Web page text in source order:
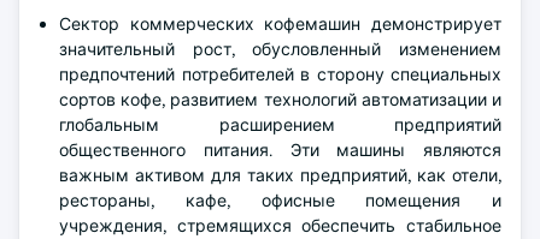
Сектор коммерческих кофемашин демонстрирует
значительный рост, обусловленный изменением
предпочтений потребителей в сторону специальных
сортов кофе, развитием технологий автоматизации и
глобальным расширением предприятий
общественного питания. Эти машины являются
важным активом для таких предприятий, как отели,
рестораны, кафе, офисные помещения и
учреждения, стремящихся обеспечить стабильное